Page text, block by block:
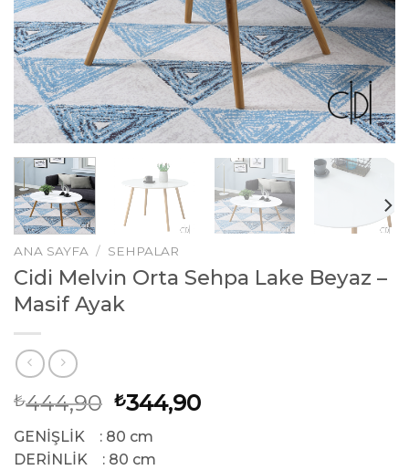
ANA SAYFA / SEHPALAR
Cidi Melvin Orta Sehpa Lake Beyaz –
Masif Ayak
₺444,90 Orijinal
fiyat:
₺444,90.
₺344,90Şu
GENİŞLİK : 80 cm
DERİNLİK : 80 cm